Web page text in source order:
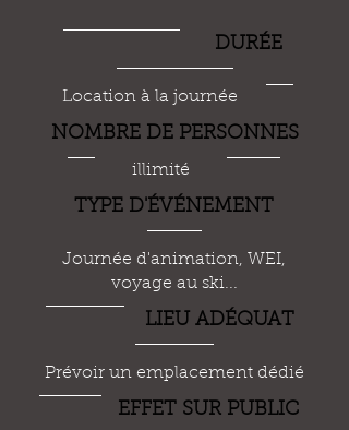
DURÉE
Location à la journée
NOMBRE DE PERSONNES
illimité
TYPE D'ÉVÉNEMENT
Journée d'animation, WEI,
voyage au ski...
LIEU ADÉQUAT
Prévoir un emplacement dédié
EFFET SUR PUBLIC